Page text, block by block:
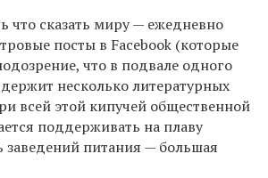
что сказать миру — ежедневно
посты в Facebook (которые
что в подвале одного
несколько литературных
всей этой кипучей общественной
поддерживать на плаву
заведений питания — большая